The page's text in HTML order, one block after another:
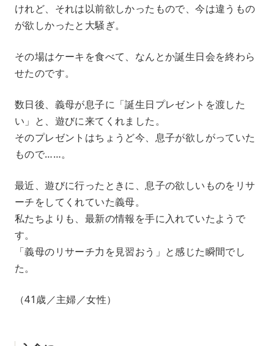
けれど、それは以前欲しかったもので、今は違うもの
が欲しかったと大騒ぎ。
その場はケーキを食べて、なんとか誕生日会を終わら
せたのです。
数日後、義母が息子に「誕生日プレゼントを渡した
い」と、遊びに来てくれました。
そのプレゼントはちょうど今、息子が欲しがっていた
もので……。
最近、遊びに行ったときに、息子の欲しいものをリサ
ーチをしてくれていた義母。
私たちよりも、最新の情報を手に入れていたようで
す。
「義母のリサーチ力を見習おう」と感じた瞬間でし
た。
（41歳／主婦／女性）